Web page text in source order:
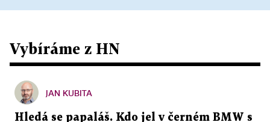
Vybíráme z HN
JAN KUBITA
Hledá se papaláš. Kdo jel v černém BMW s